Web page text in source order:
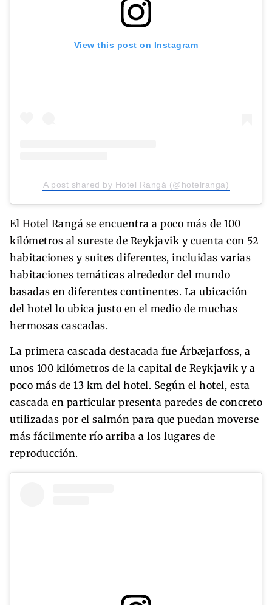
View this post on Instagram
A post shared by Hotel Rangá (@hotelranga)
El Hotel Rangá se encuentra a poco más de 100
kilómetros al sureste de Reykjavik y cuenta con 52
habitaciones y suites diferentes, incluidas varias
habitaciones temáticas alrededor del mundo
basadas en diferentes continentes. La ubicación
del hotel lo ubica justo en el medio de muchas
hermosas cascadas.
La primera cascada destacada fue Árbæjarfoss, a
unos 100 kilómetros de la capital de Reykjavik y a
poco más de 13 km del hotel. Según el hotel, esta
cascada en particular presenta paredes de concreto
utilizadas por el salmón para que puedan moverse
más fácilmente río arriba a los lugares de
reproducción.